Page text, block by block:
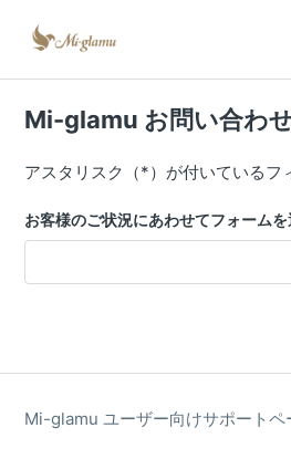
Mi-glamu お問い合わ
アスタリスク（*）が付いているフ
お客様のご状況にあわせてフォーム
Mi-glamu ユーザー向けサポートペ